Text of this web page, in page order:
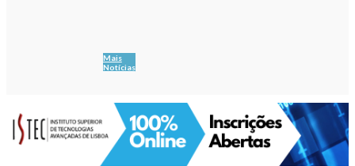
Mais
Notícias